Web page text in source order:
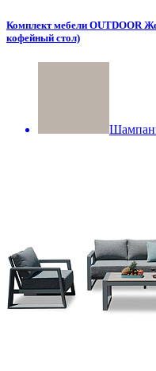
Комплект мебели OUTDOOR
кофейный стол)